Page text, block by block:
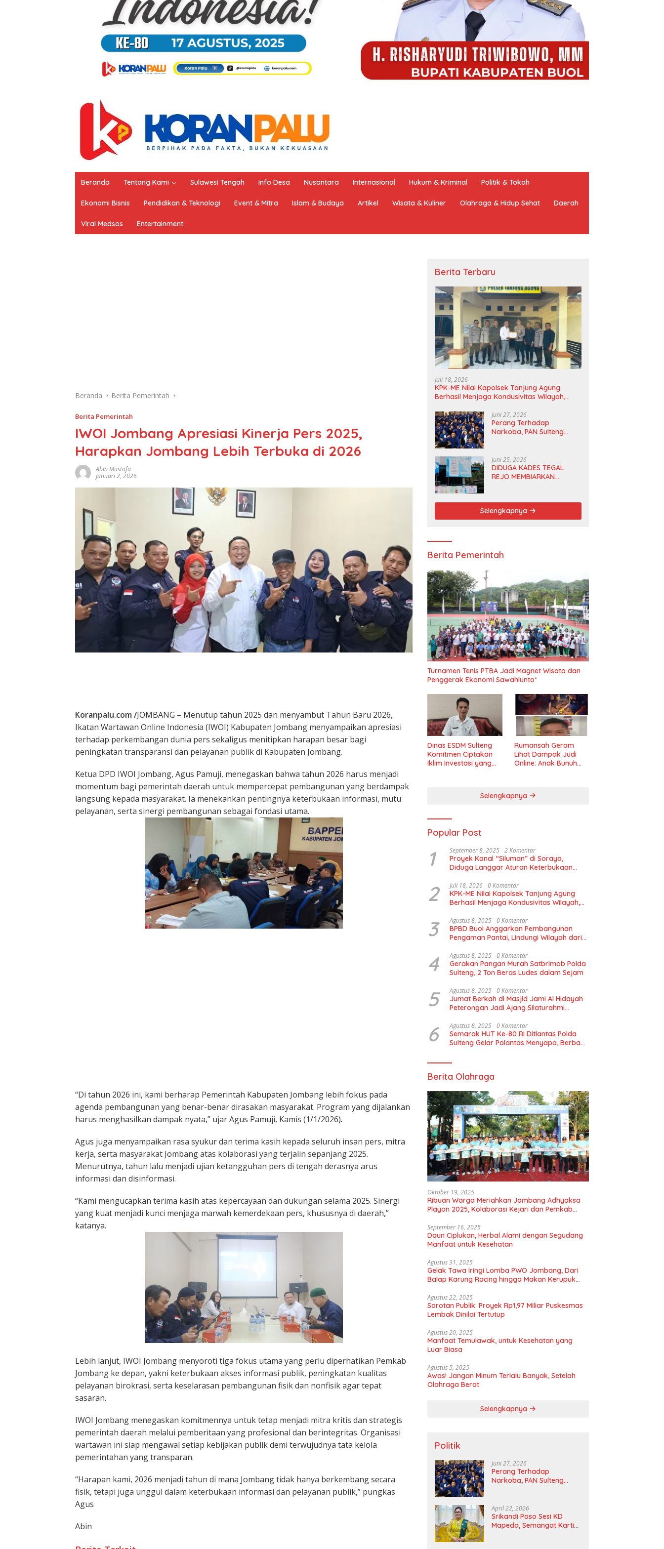
Beranda Tentang Kami Sulawesi Tengah Info Desa Nusantara Internasional Hukum & Kriminal Politik & Tokoh
Ekonomi Bisnis Pendidikan & Teknologi Event & Mitra Islam & Budaya Artikel Wisata & Kuliner Olahraga & Hidup Sehat Daerah
Viral Medsos Entertainment
Beranda Berita Pemerintah
Berita Pemerintah
IWOI Jombang Apresiasi Kinerja Pers 2025,
Harapkan Jombang Lebih Terbuka di 2026
Abin Mustofa
Januari 2, 2026
Koranpalu.com /JOMBANG – Menutup tahun 2025 dan menyambut Tahun Baru 2026,
Ikatan Wartawan Online Indonesia (IWOI) Kabupaten Jombang menyampaikan apresiasi
terhadap perkembangan dunia pers sekaligus menitipkan harapan besar bagi
peningkatan transparansi dan pelayanan publik di Kabupaten Jombang.
Ketua DPD IWOI Jombang, Agus Pamuji, menegaskan bahwa tahun 2026 harus menjadi
momentum bagi pemerintah daerah untuk mempercepat pembangunan yang berdampak
langsung kepada masyarakat. Ia menekankan pentingnya keterbukaan informasi, mutu
pelayanan, serta sinergi pembangunan sebagai fondasi utama.
“Di tahun 2026 ini, kami berharap Pemerintah Kabupaten Jombang lebih fokus pada
agenda pembangunan yang benar-benar dirasakan masyarakat. Program yang dijalankan
harus menghasilkan dampak nyata,” ujar Agus Pamuji, Kamis (1/1/2026).
Agus juga menyampaikan rasa syukur dan terima kasih kepada seluruh insan pers, mitra
kerja, serta masyarakat Jombang atas kolaborasi yang terjalin sepanjang 2025.
Menurutnya, tahun lalu menjadi ujian ketangguhan pers di tengah derasnya arus
informasi dan disinformasi.
“Kami mengucapkan terima kasih atas kepercayaan dan dukungan selama 2025. Sinergi
yang kuat menjadi kunci menjaga marwah kemerdekaan pers, khususnya di daerah,”
katanya.
Lebih lanjut, IWOI Jombang menyoroti tiga fokus utama yang perlu diperhatikan Pemkab
Jombang ke depan, yakni keterbukaan akses informasi publik, peningkatan kualitas
pelayanan birokrasi, serta keselarasan pembangunan fisik dan nonfisik agar tepat
sasaran.
IWOI Jombang menegaskan komitmennya untuk tetap menjadi mitra kritis dan strategis
pemerintah daerah melalui pemberitaan yang profesional dan berintegritas. Organisasi
wartawan ini siap mengawal setiap kebijakan publik demi terwujudnya tata kelola
pemerintahan yang transparan.
“Harapan kami, 2026 menjadi tahun di mana Jombang tidak hanya berkembang secara
fisik, tetapi juga unggul dalam keterbukaan informasi dan pelayanan publik,” pungkas
Agus
Abin
Berita Terbaru
Juli 18, 2026
KPK-ME Nilai Kapolsek Tanjung Agung
Berhasil Menjaga Kondusivitas Wilayah,
Langsung
Juni 27, 2026
Perang Terhadap
Narkoba, PAN Sulteng
DPD
Juni 25, 2026
DIDUGA KADES TEGAL
REJO MEMBIARKAN
Selengkapnya
Berita Pemerintah
Turnamen Tenis PTBA Jadi Magnet Wisata dan
Penggerak Ekonomi Sawahlunto*
Dinas ESDM Sulteng
Komitmen Ciptakan
Iklim Investasi yang
Rumansah Geram
Lihat Dampak Judi
Online: Anak Bunuh
Selengkapnya
Popular Post
1 September 8, 2025 2 Komentar
Proyek Kanal “Siluman” di Soraya,
Diduga Langgar Aturan Keterbukaan
2 Juli 18, 2026 0 Komentar
KPK-ME Nilai Kapolsek Tanjung Agung
Berhasil Menjaga Kondusivitas Wilayah,
Langsung
3 Agustus 8, 2025 0 Komentar
BPBD Buol Anggarkan Pembangunan
Pengaman Pantai, Lindungi Wilayah dari
4 Agustus 8, 2025 0 Komentar
Gerakan Pangan Murah Satbrimob Polda
Sulteng, 2 Ton Beras Ludes dalam Sejam
5 Agustus 8, 2025 0 Komentar
Jumat Berkah di Masjid Jami Al Hidayah
Peterongan Jadi Ajang Silaturahmi
6 Agustus 8, 2025 0 Komentar
Semarak HUT Ke-80 RI Ditlantas Polda
Sulteng Gelar Polantas Menyapa, Berbagi
Berita Olahraga
Oktober 19, 2025
Ribuan Warga Meriahkan Jombang Adhyaksa
Playon 2025, Kolaborasi Kejari dan Pemkab
September 16, 2025
Daun Ciplukan, Herbal Alami dengan Segudang
Manfaat untuk Kesehatan
Agustus 31, 2025
Gelak Tawa Iringi Lomba PWO Jombang, Dari
Balap Karung Racing hingga Makan Kerupuk
Agustus 22, 2025
Sorotan Publik: Proyek Rp1,97 Miliar Puskesmas
Lembak Dinilai Tertutup
Agustus 20, 2025
Manfaat Temulawak, untuk Kesehatan yang
Luar Biasa
Agustus 5, 2025
Awas! Jangan Minum Terlalu Banyak, Setelah
Olahraga Berat
Selengkapnya
Politik
Juni 27, 2026
Perang Terhadap
Narkoba, PAN Sulteng
DPD
April 22, 2026
Srikandi Poso Sesi KD
Mapeda, Semangat Kartini